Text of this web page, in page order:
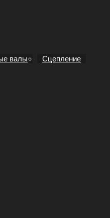
валы Сцепление